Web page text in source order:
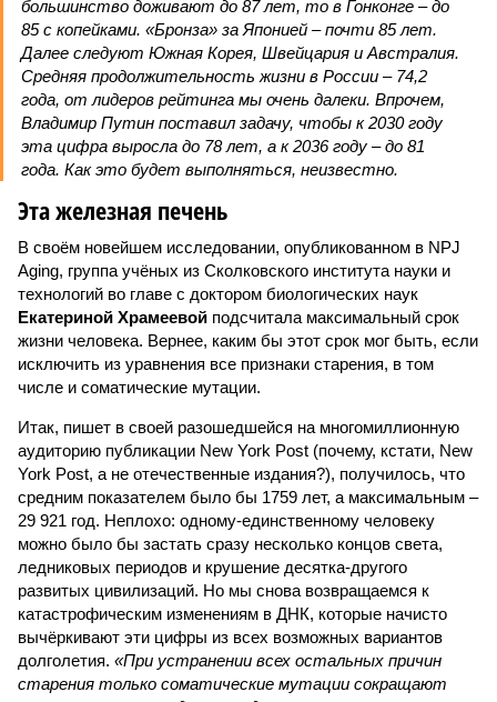
большинство доживают до 87 лет, то в Гонконге – до
85 с копейками. «Бронза» за Японией – почти 85 лет.
Далее следуют Южная Корея, Швейцария и Австралия.
Средняя продолжительность жизни в России – 74,2
года, от лидеров рейтинга мы очень далеки. Впрочем,
Владимир Путин поставил задачу, чтобы к 2030 году
эта цифра выросла до 78 лет, а к 2036 году – до 81
года. Как это будет выполняться, неизвестно.
Эта железная печень
В своём новейшем исследовании, опубликованном в NPJ
Aging, группа учёных из Сколковского института науки и
технологий во главе с доктором биологических наук
Екатериной Храмеевой подсчитала максимальный срок
жизни человека. Вернее, каким бы этот срок мог быть, если
исключить из уравнения все признаки старения, в том
числе и соматические мутации.
Итак, пишет в своей разошедшейся на многомиллионную
аудиторию публикации New York Post (почему, кстати, New
York Post, а не отечественные издания?), получилось, что
средним показателем было бы 1759 лет, а максимальным –
29 921 год. Неплохо: одному-единственному человеку
можно было бы застать сразу несколько концов света,
ледниковых периодов и крушение десятка-другого
развитых цивилизаций. Но мы снова возвращаемся к
катастрофическим изменениям в ДНК, которые начисто
вычёркивают эти цифры из всех возможных вариантов
долголетия. «При устранении всех остальных причин
старения только соматические мутации сокращают